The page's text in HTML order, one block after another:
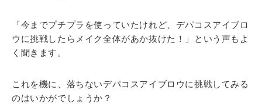
「今までプチプラを使っていたけれど、デパコスアイブロ
ウに挑戦したらメイク全体があか抜けた！」という声もよ
く聞きます。
これを機に、落ちないデパコスアイブロウに挑戦してみる
のはいかがでしょうか？